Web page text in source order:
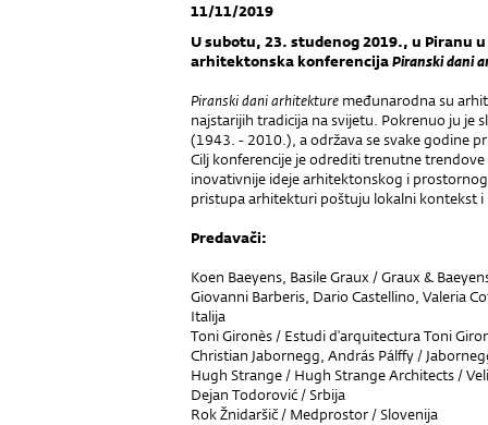
11/11/2019
U subotu, 23. studenog 2019., u Piranu
arhitektonska konferencijaPiranski dani
Piranski dani arhitekture međunarodna su
najstarijih tradicija na svijetu. Pokrenuo ju je
(1943. - 2010.), a održava se svake godine
Cilj konferencije je odrediti trenutne
inovativnije ideje arhitektonskog i
pristupa arhitekturi poštuju lokalni kontekst
Predavači:
Koen Baeyens, Basile Graux / Graux &
Giovanni Barberis, Dario Castellino, Valeria
Italija
Toni Gironès / Estudi d'arquitectura Toni
Christian Jabornegg, András Pálffy /
Hugh Strange / Hugh Strange Architects /
Dejan Todorović / Srbija
Rok Žnidaršič / Medprostor / Slovenija